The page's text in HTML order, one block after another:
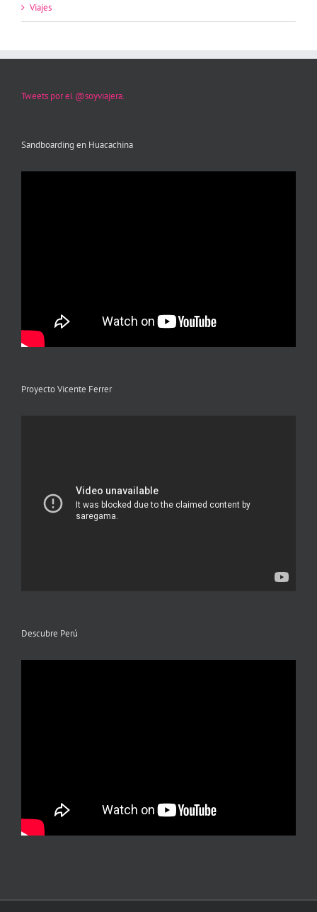
Viajes
Tweets por el @soyviajera.
Sandboarding en Huacachina
Proyecto Vicente Ferrer
Descubre Perú